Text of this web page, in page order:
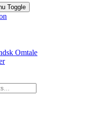
Toggle
Omtale